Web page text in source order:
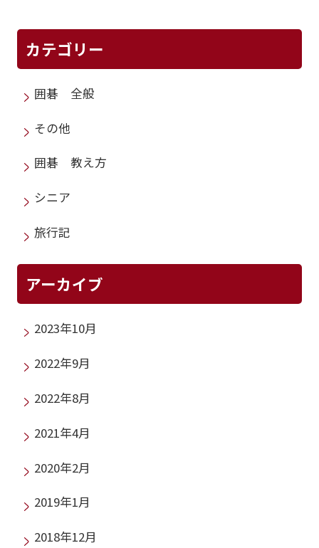
カテゴリー
囲碁 全般
その他
囲碁 教え方
シニア
旅行記
アーカイブ
2023年10月
2022年9月
2022年8月
2021年4月
2020年2月
2019年1月
2018年12月